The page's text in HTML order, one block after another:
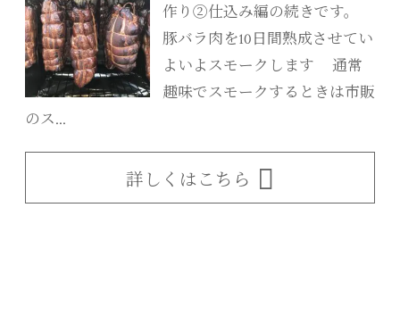
作り②仕込み編の続きです。
豚バラ肉を10日間熟成させてい
よいよスモークします 通常
趣味でスモークするときは市販
のス...
詳しくはこちら